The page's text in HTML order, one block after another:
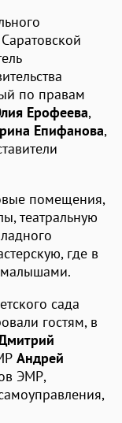
по правам
Ерофеева,
Епифанова,
помещения,
театральную
где в
малышами.
сада
гостям, в
Андрей
ЭМР,